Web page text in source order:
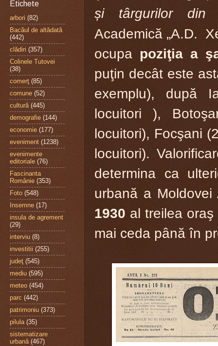
și târgurilor din
Academică „A.D.
ocupa poziţia a
puţin decât este
exemplu), după
locuitori ),
locuitori), Focşani
locuitori).
determina ca
urbană a
1930 al treilea
mai ceda până în
Etichete
arbori (82)
Bacăul de altădată
(442)
clădiri (357)
Colinele Tutovei
(38)
comerţ (85)
comune (52)
cultură (445)
demografie (144)
economie (177)
eveniment (1238)
evenimente
editoriale (76)
Fascinanta
Românie (353)
Foto (548)
Insemne (17)
insula de agrement
(29)
interviu (8)
investitii (255)
judeţ (545)
mediu (595)
meteo (454)
parc (442)
patrimoniu (373)
pilula (35)
sistematizare
urbană (467)